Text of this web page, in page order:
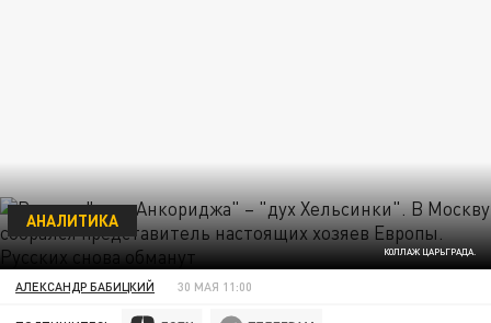
КОЛЛАЖ ЦАРЬГРАДА.
АНАЛИТИКА
АЛЕКСАНДР БАБИЦКИЙ 30 МАЯ 11:00